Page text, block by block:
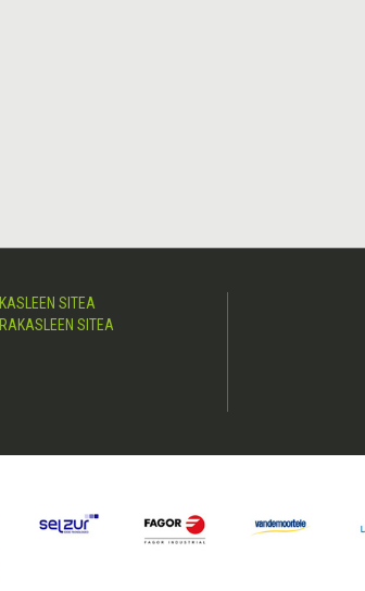
IKASLEEN SITEA
IRAKASLEEN SITEA